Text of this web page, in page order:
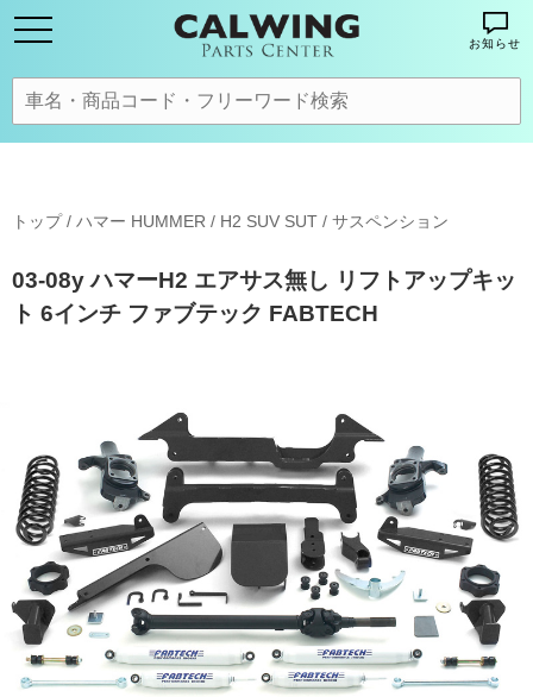
お知らせ
トップ/ ハマー HUMMER / H2 SUV SUT / サスペンション
03-08y ハマーH2 エアサス無し リフトアップキッ
ト 6インチ ファブテック FABTECH